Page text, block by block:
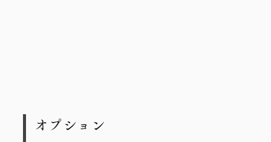
オプション